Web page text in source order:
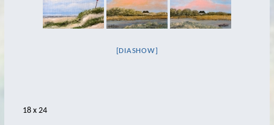
2020
[DIASHOW]
18 x 24